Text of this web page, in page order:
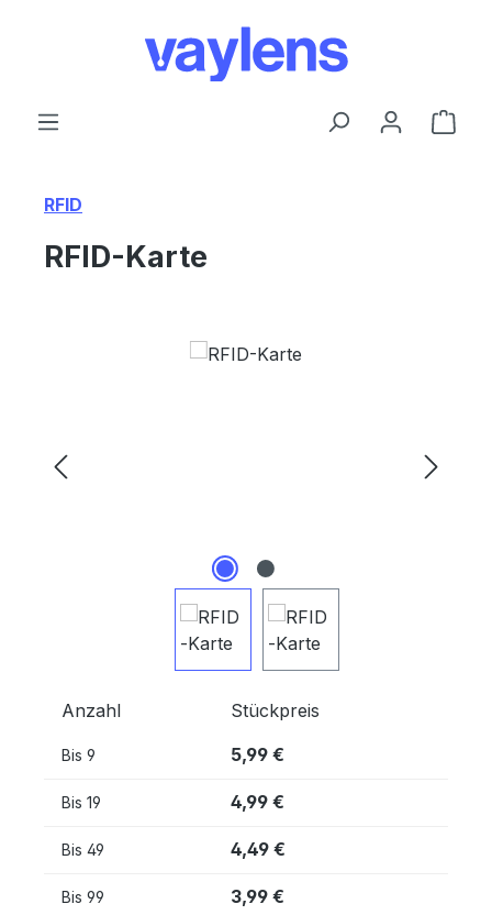
RFID
RFID-Karte
Bildergalerie überspringen
Anzahl Stückpreis
Bis 9 5,99 €
Bis 19 4,99 €
Bis 49 4,49 €
Bis 99 3,99 €